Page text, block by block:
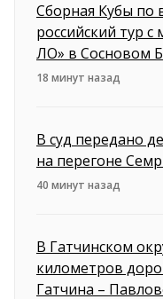
Сборная Кубы по
российский тур
ЛО» в Сосновом
18 минут назад
В суд передано
на перегоне
40 минут назад
В Гатчинском
километров
Гатчина –